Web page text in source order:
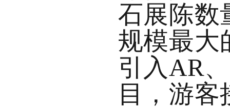
石展陈数
规模最大
引入AR
目，游